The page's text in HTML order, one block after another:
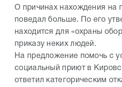
О причинах нахождения на
поведал больше. По его
находится для «охраны
приказу неких людей.
На предложение помочь с
социальный приют в
ответил категорическим